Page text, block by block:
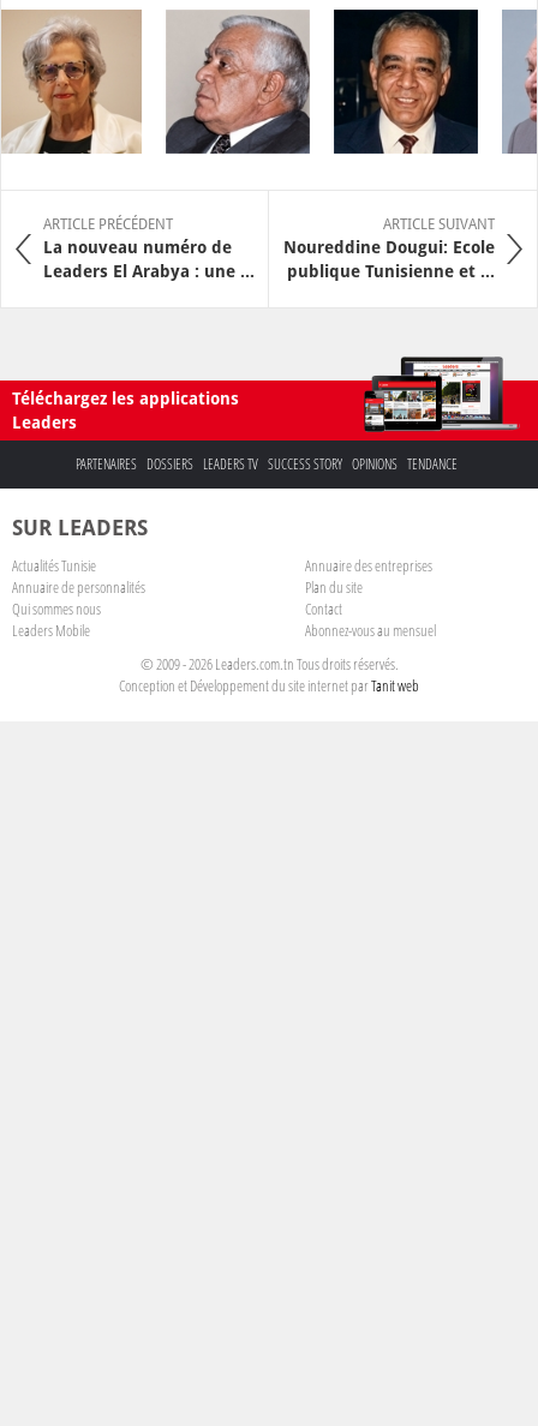
ARTICLE PRÉCÉDENT
La nouveau numéro de
Leaders El Arabya : une ...
ARTICLE SUIVANT
Noureddine Dougui: Ecole
publique Tunisienne et ...
Téléchargez les applications
Leaders
PARTENAIRES DOSSIERS LEADERS TV SUCCESS STORY OPINIONS TENDANCE
SUR LEADERS
Actualités Tunisie
Annuaire des entreprises
Annuaire de personnalités
Plan du site
Qui sommes nous
Contact
Leaders Mobile
Abonnez-vous au mensuel
© 2009 - 2026 Leaders.com.tn Tous droits réservés.
Conception et Développement du site internet parTanit web